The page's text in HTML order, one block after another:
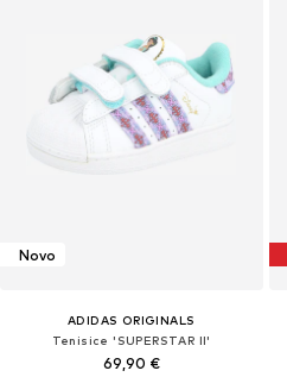
Novo
ADIDAS ORIGINALS
Tenisice 'SUPERSTAR II'
69,90 €